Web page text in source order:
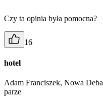
Czy ta opinia była pomocna?
16
hotel
Adam Franciszek, Nowa
parze